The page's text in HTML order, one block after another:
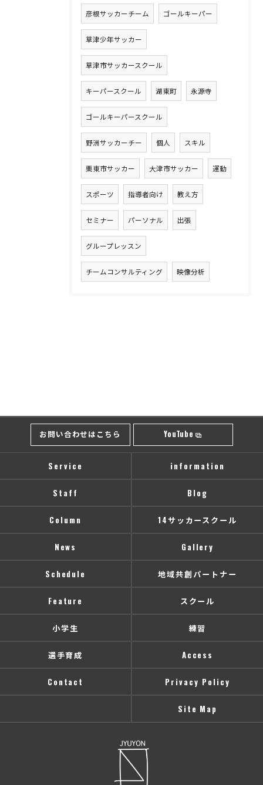
彦根サッカーチーム ゴールキーパー
草津少年サッカー
草津市サッカースクール
キーパースクール 湖東町 永源寺
ゴールキーパースクール
野洲サッカーチー 個人 スキル
栗東市サッカー 大津市サッカー 運動
スポーツ 指導者向け 教え方
セミナー パーソナル 出張
グループレッスン
チームコンサルティング 映像分析
お問い合わせはこちら YouTube
Service information
Staff Blog
Column 14サッカースクール
News Gallery
Schedule 地域共創パートナー
Feature スクール
小学生 練習
選手育成 Access
Contact Privacy Policy
Site Map